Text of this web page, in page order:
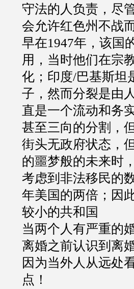
守法的人负责，尽
会允许红色州不战
早在1947年，该国
用，当时他们在宗
化；印度/巴基斯坦
子，然而分裂是由
直是一个流动和务
甚至三向的分割，
街头无政府状态，
的噩梦般的未来时
考虑到非法移民的
年美国的两倍；因
较小的共和国
当两个人有严重的
离婚之前认识到离
因为当外人从远处
点！